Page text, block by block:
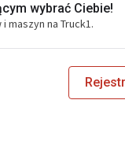
wybrać Ciebie!
maszyn na Truck1.